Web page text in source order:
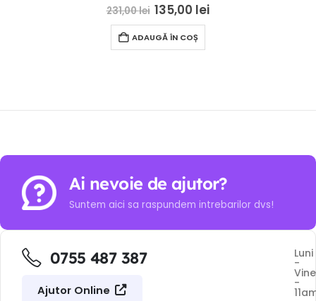
0 out of 5
231,00lei 135,00 lei
ADAUGĂ ÎN COȘ
Ai nevoie de ajutor?
Suntem aici sa raspundem intrebarilor dvs!
0755 487 387
Ajutor Online
Luni
-
-